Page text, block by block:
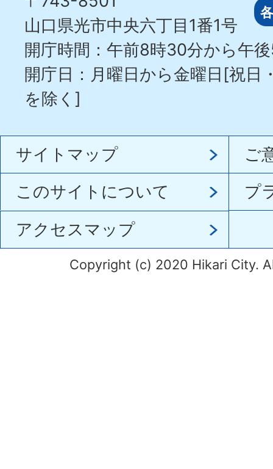
山口県光市中央六丁目1番1号
開庁時間：午前8時30分から午
開庁日：月曜日から金曜日[祝日
を除く]
サイトマップ
ご
このサイトについて
プ
アクセスマップ
Copyright (c) 2020 Hikari City.